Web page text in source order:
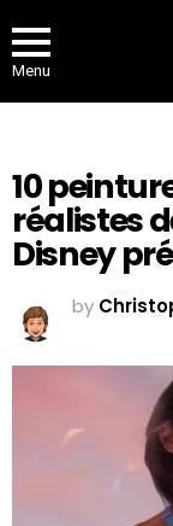
Menu
10
réalistes
Disney
by